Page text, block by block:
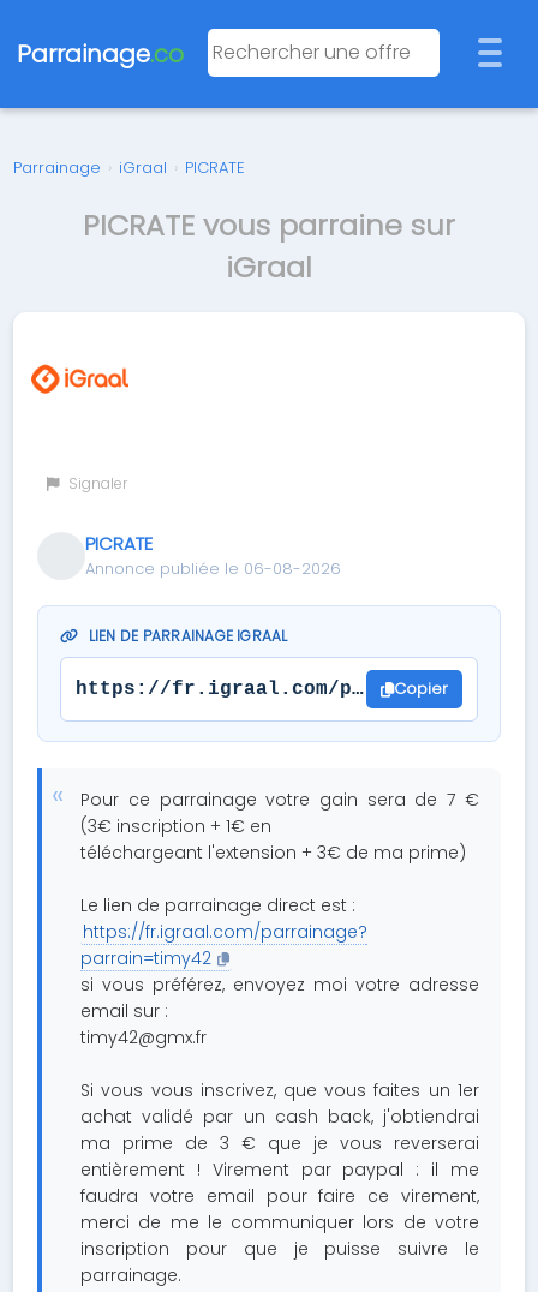
Parrainage.co
Parrainage › iGraal › PICRATE
PICRATE vous parraine sur
iGraal
Signaler
PICRATE
Annonce publiée le 06-08-2026
LIEN DE PARRAINAGE IGRAAL
https://fr.igraal.com/ Copier
Pour ce parrainage votre gain sera de 7 €
(3€ inscription + 1€ en
téléchargeant l'extension + 3€ de ma prime)
Le lien de parrainage direct est :
https://fr.igraal.com/parrainage?
parrain=timy42
si vous préférez, envoyez moi votre adresse
email sur :
timy42@gmx.fr
Si vous vous inscrivez, que vous faites un 1er
achat validé par un cash back, j'obtiendrai
ma prime de 3 € que je vous reverserai
entièrement ! Virement par paypal : il me
faudra votre email pour faire ce virement,
merci de me le communiquer lors de votre
inscription pour que je puisse suivre le
parrainage.